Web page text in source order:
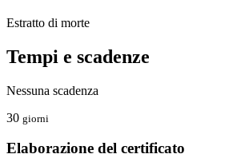
Estratto di morte
Tempi e scadenze
Nessuna scadenza
30 giorni
Elaborazione del certificato